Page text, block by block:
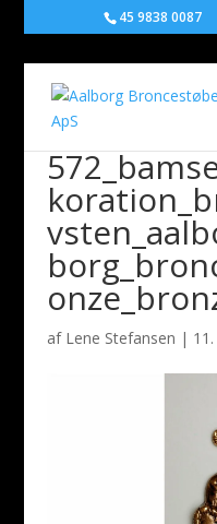
45 9838 0087
af Lene Stefansen |